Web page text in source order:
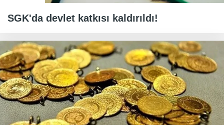
SGK'da devlet katkısı kaldırıldı!